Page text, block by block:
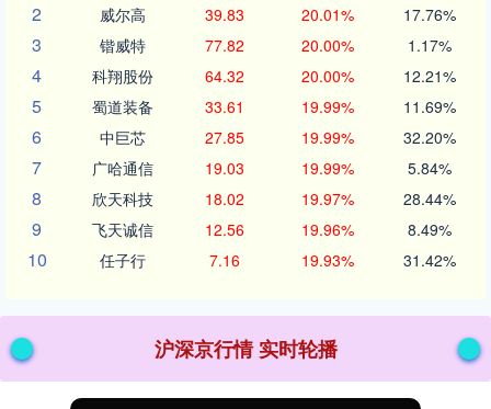
2 威尔高 39.83 20.01% 17.76%
3 锴威特 77.82 20.00% 1.17%
4 科翔股份 64.32 20.00% 12.21%
5 蜀道装备 33.61 19.99% 11.69%
6 中巨芯 27.85 19.99% 32.20%
7 广哈通信 19.03 19.99% 5.84%
8 欣天科技 18.02 19.97% 28.44%
9 飞天诚信 12.56 19.96% 8.49%
10 任子行 7.16 19.93% 31.42%
沪深京行情 实时轮播